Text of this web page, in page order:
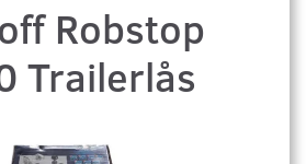
Robstop
Trailerlås